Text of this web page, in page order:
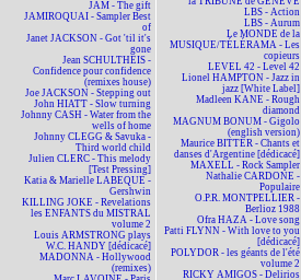
JAM - The gift
JAMIROQUAI - Sampler Best
of
Janet JACKSON - Got 'til it's
gone
Jean SCHULTHEIS -
Confidence pour confidence
(remixes house)
Joe JACKSON - Stepping out
John HIATT - Slow turning
Johnny CASH - Water from the
wells of home
Johnny CLEGG & Savuka -
Third world child
Julien CLERC - This melody
[Test Pressing]
Katia & Marielle LABEQUE -
Gershwin
KILLING JOKE - Revelations
les ENFANTS du MISTRAL
volume 2
Louis ARMSTRONG plays
W.C. HANDY [dédicacé]
MADONNA - Hollywood
(remixes)
LBS - Action
LBS - Aurum
Le MONDE de la
MUSIQUE/TÉLÉRAMA - Les
copieurs
LEVEL 42 - Level 42
Lionel HAMPTON - Jazz in
jazz [White Label]
Madleen KANE - Rough
diamond
MAGNUM BONUM - Gigolo
(english version)
Maurice BITTER - Chants et
danses d'Argentine [dédicacé]
MAXELL - Rock Sampler
Nathalie CARDONE -
Populaire
O.P.R. MONTPELLIER -
Berlioz 1988
Ofra HAZA - Love song
Patti FLYNN - With love to you
[dédicacé]
POLYDOR - les géants de l'été
volume 2
RICKY AMIGOS - Delirios